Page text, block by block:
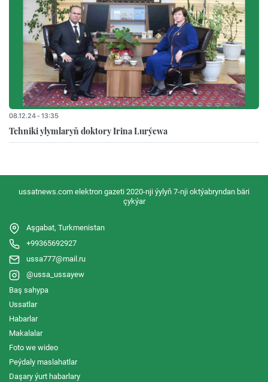
08.12.24 - 13:35
Tehniki ylymlaryň doktory Irina Lurýewa
ussatnews.com elektron gazeti 2020-nji ýylyň 7-nji oktýabryndan bäri
çykýar
Aşgabat, Turkmenistan
+99365692927
ussa777@mail.ru
@ussa_ussayew
Baş sahypa
Ussatlar
Habarlar
Makalalar
Foto we wideo
Peýdaly maslahatlar
Daşary ýurt habarlary